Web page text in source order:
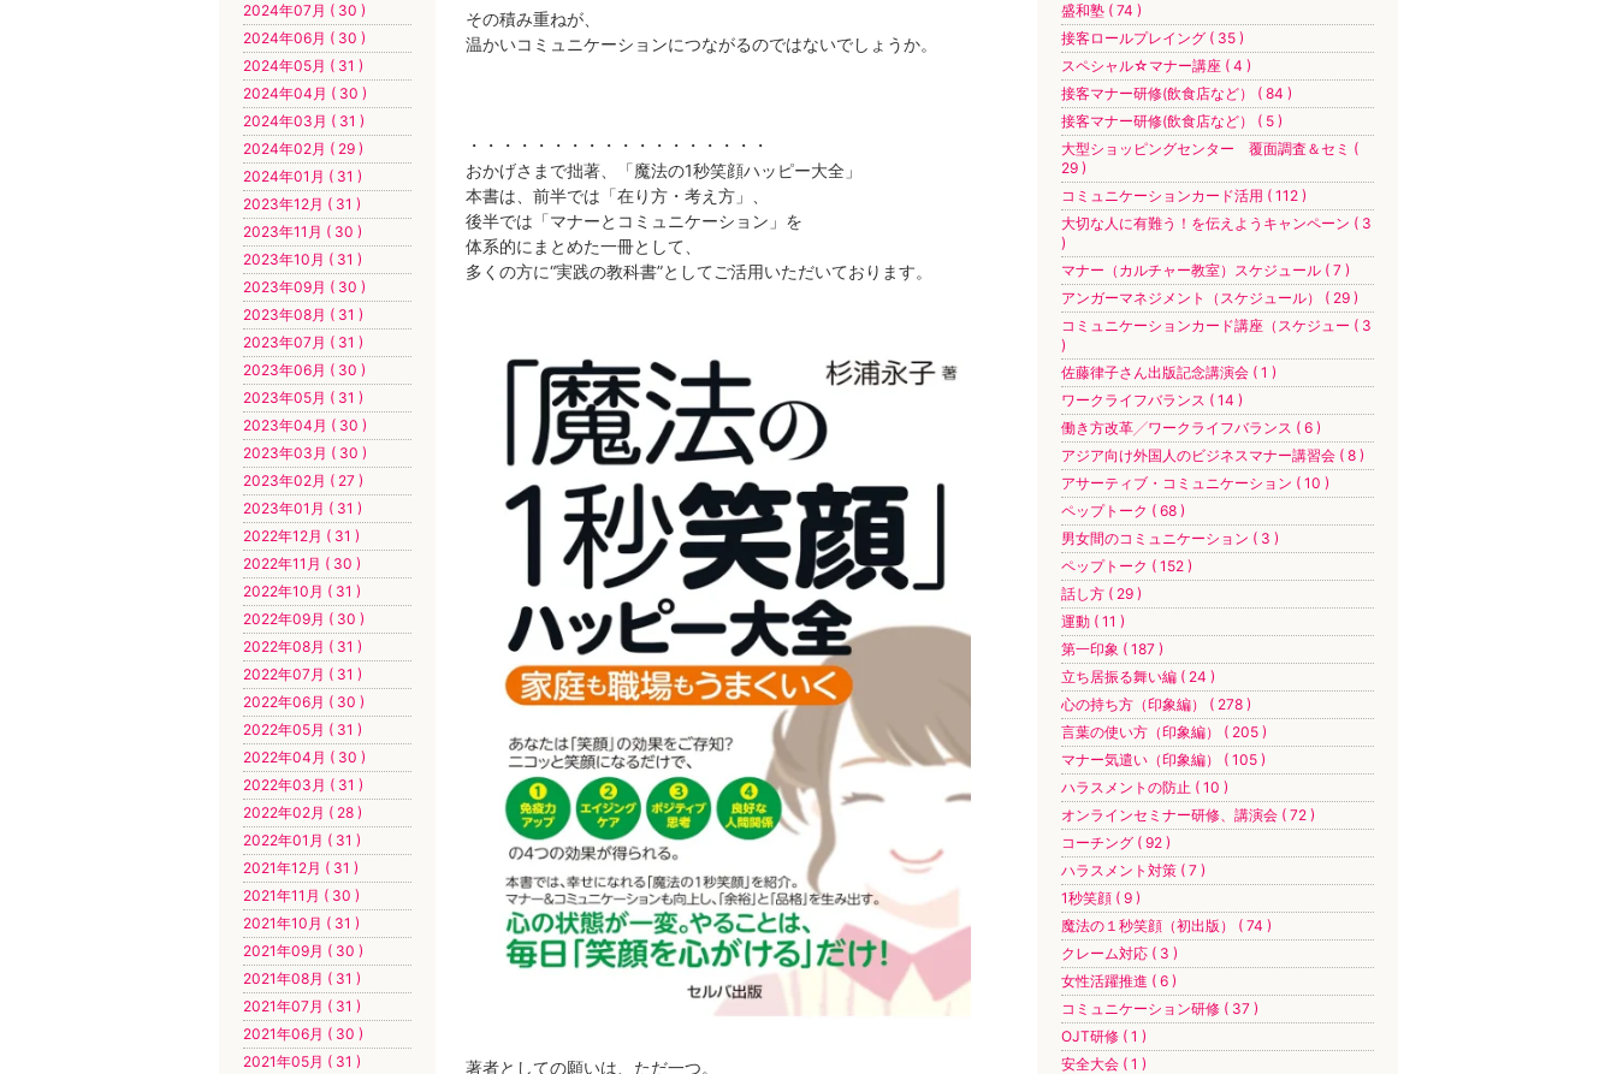
その積み重ねが、
温かいコミュニケーションにつながるのではないでしょうか。
・・・・・・・・・・・・・・・・・・
おかげさまで拙著、「魔法の1秒笑顔ハッピー大全」
本書は、前半では「在り方・考え方」、
後半では「マナーとコミュニケーション」を
体系的にまとめた一冊として、
多くの方に“実践の教科書”としてご活用いただいております。
著者としての願いは、ただ一つ。
盛和塾 ( 74 )
接客ロールプレイング ( 35 )
スペシャル☆マナー講座 ( 4 )
接客マナー研修(飲食店など） ( 84 )
接客マナー研修(飲食店など） ( 5 )
大型ショッピングセンター 覆面調査＆セミ (
29 )
コミュニケーションカード活用 ( 112 )
大切な人に有難う！を伝えようキャンペーン ( 3
)
マナー（カルチャー教室）スケジュール ( 7 )
アンガーマネジメント（スケジュール） ( 29 )
コミュニケーションカード講座（スケジュー ( 3
)
佐藤律子さん出版記念講演会 ( 1 )
ワークライフバランス ( 14 )
働き方改革╱ワークライフバランス ( 6 )
アジア向け外国人のビジネスマナー講習会 ( 8 )
アサーティブ・コミュニケーション ( 10 )
ペップトーク ( 68 )
男女間のコミュニケーション ( 3 )
ペップトーク ( 152 )
話し方 ( 29 )
運動 ( 11 )
第一印象 ( 187 )
立ち居振る舞い編 ( 24 )
心の持ち方（印象編） ( 278 )
言葉の使い方（印象編） ( 205 )
マナー気遣い（印象編） ( 105 )
ハラスメントの防止 ( 10 )
オンラインセミナー研修、講演会 ( 72 )
コーチング ( 92 )
ハラスメント対策 ( 7 )
1秒笑顔 ( 9 )
魔法の１秒笑顔（初出版） ( 74 )
クレーム対応 ( 3 )
女性活躍推進 ( 6 )
コミュニケーション研修 ( 37 )
OJT研修 ( 1 )
安全大会 ( 1 )
2024年07月 ( 30 )
2024年06月 ( 30 )
2024年05月 ( 31 )
2024年04月 ( 30 )
2024年03月 ( 31 )
2024年02月 ( 29 )
2024年01月 ( 31 )
2023年12月 ( 31 )
2023年11月 ( 30 )
2023年10月 ( 31 )
2023年09月 ( 30 )
2023年08月 ( 31 )
2023年07月 ( 31 )
2023年06月 ( 30 )
2023年05月 ( 31 )
2023年04月 ( 30 )
2023年03月 ( 30 )
2023年02月 ( 27 )
2023年01月 ( 31 )
2022年12月 ( 31 )
2022年11月 ( 30 )
2022年10月 ( 31 )
2022年09月 ( 30 )
2022年08月 ( 31 )
2022年07月 ( 31 )
2022年06月 ( 30 )
2022年05月 ( 31 )
2022年04月 ( 30 )
2022年03月 ( 31 )
2022年02月 ( 28 )
2022年01月 ( 31 )
2021年12月 ( 31 )
2021年11月 ( 30 )
2021年10月 ( 31 )
2021年09月 ( 30 )
2021年08月 ( 31 )
2021年07月 ( 31 )
2021年06月 ( 30 )
2021年05月 ( 31 )